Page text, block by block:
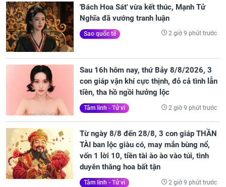
'Bách Hoa Sát' vừa kết thúc, Mạnh Tử
Nghĩa đã vướng tranh luận
Sao quốc tế 2 giờ 9 phút trước
Sau 16h hôm nay, thứ Bảy 8/8/2026, 3
con giáp vận khí cực thịnh, đỏ cả tình lẫn
tiền, tha hồ ngồi hưởng lộc
Tâm linh - Tử vi 2 giờ 9 phút trước
Từ ngày 8/8 đến 28/8, 3 con giáp THẦN
TÀI ban lộc giàu có, may mắn bùng nổ,
vốn 1 lời 10, tiền tài ào ào vào túi, tình
duyên thăng hoa bất tận
Tâm linh - Tử vi 2 giờ 9 phút trước